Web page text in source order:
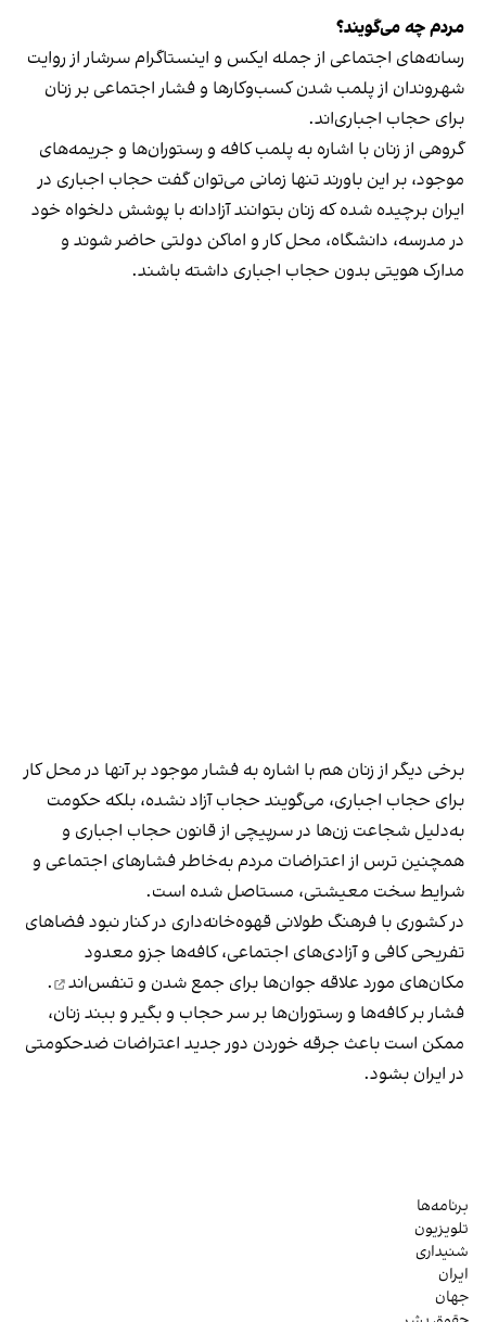
مردم چه می‌گویند؟
رسانه‎‌های اجتماعی از جمله ایکس و اینستاگرام سرشار از روایت
شهروندان از پلمب شدن کسب‌وکارها و فشار اجتماعی بر زنان
برای حجاب اجباری‌اند.
گروهی از زنان با اشاره به پلمب کافه و رستوران‌ها و جریمه‌های
موجود، بر این باورند تنها زمانی می‌توان گفت حجاب اجباری در
ایران برچیده شده که زنان بتوانند آزادانه با پوشش دلخواه خود
در مدرسه، دانشگاه، محل کار و اماکن دولتی حاضر شوند و
مدارک هویتی بدون حجاب اجباری داشته باشند.
برخی دیگر از زنان هم با اشاره به فشار موجود بر آنها در محل کار
برای حجاب اجباری، می‌گویند حجاب آزاد نشده، بلکه حکومت
به‌دلیل شجاعت زن‌ها در سرپیچی از قانون حجاب اجباری و
همچنین ترس از اعتراضات مردم به‌خاطر فشارهای اجتماعی و
شرایط سخت معیشتی، مستاصل شده است.
در کشوری با فرهنگ طولانی قهوه‌‌خانه‌داری در کنار نبود فضاهای
تفریحی کافی و آزادی‌های اجتماعی، کافه‌ها جزو معدود
مکان‌های مورد علاقه جوان‌ها برای جمع شدن و تنفس‌اند
.
فشار بر کافه‌ها و رستوران‌ها بر سر حجاب و بگیر و ببند زنان،
ممکن است باعث جرقه خوردن دور جدید اعتراضات ضدحکومتی
در ایران بشود.
برنامه‌ها
تلویزیون
شنیداری
ایران
جهان